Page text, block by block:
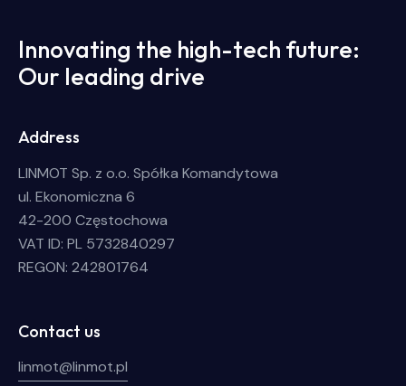
Innovating the high-tech future:
Our leading drive
Address
LINMOT Sp. z o.o. Spółka Komandytowa
ul. Ekonomiczna 6
42-200 Częstochowa
VAT ID: PL 5732840297
REGON: 242801764
Contact us
linmot@linmot.pl